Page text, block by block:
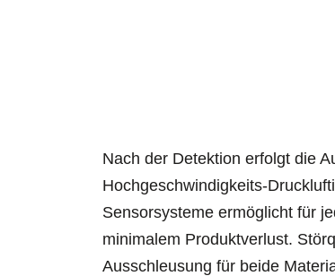
Nach der Detektion erfolgt die
Hochgeschwindigkeits-
Sensorsysteme ermöglicht für
minimalem Produktverlust.
Ausschleusung für beide